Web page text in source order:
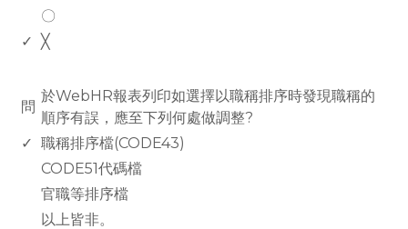
〇
✓ ╳
問
於WebHR報表列印如選擇以職稱排序時發現職稱的
順序有誤，應至下列何處做調整?
✓ 職稱排序檔(CODE43)
CODE51代碼檔
官職等排序檔
以上皆非。